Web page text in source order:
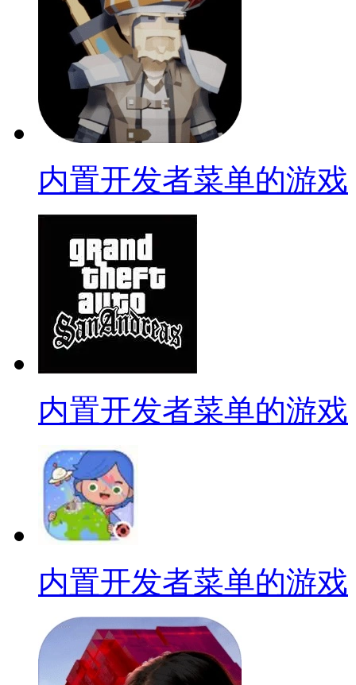
内置开发者菜单的游戏
内置开发者菜单的游戏
内置开发者菜单的游戏